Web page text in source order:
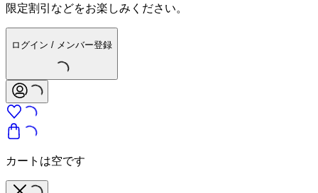
限定割引などをお楽しみください。
ログイン / メンバー登録
カートは空です